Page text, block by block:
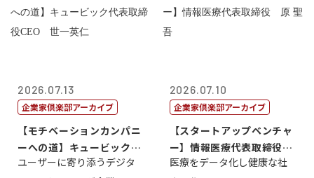
2026.07.13
企業家倶楽部アーカイブ
【モチベーションカンパニ
ーへの道】キュービック代
表取締役CE...
ユーザーに寄り添うデジタ
2026.07.10
企業家倶楽部アーカイブ
【スタートアップベンチャ
ー】情報医療代表取締役
原 聖吾
医療をデータ化し健康な社